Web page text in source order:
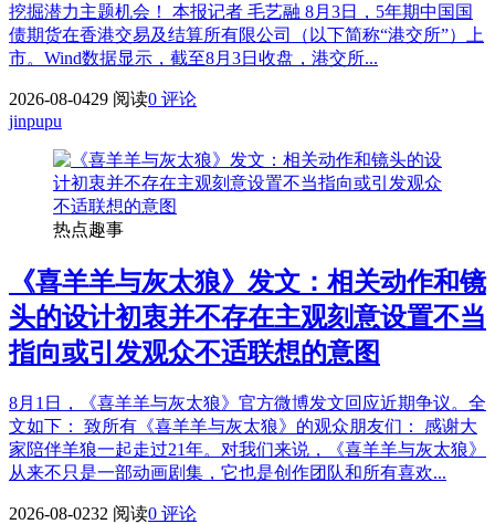
挖掘潜力主题机会！ 本报记者 毛艺融 8月3日，5年期中国国
债期货在香港交易及结算所有限公司（以下简称“港交所”）上
市。Wind数据显示，截至8月3日收盘，港交所...
2026-08-0429 阅读0 评论
jinpupu
热点趣事
《喜羊羊与灰太狼》发文：相关动作和镜
头的设计初衷并不存在主观刻意设置不当
指向或引发观众不适联想的意图
8月1日，《喜羊羊与灰太狼》官方微博发文回应近期争议。全
文如下： 致所有《喜羊羊与灰太狼》的观众朋友们： 感谢大
家陪伴羊狼一起走过21年。对我们来说，《喜羊羊与灰太狼》
从来不只是一部动画剧集，它也是创作团队和所有喜欢...
2026-08-0232 阅读0 评论